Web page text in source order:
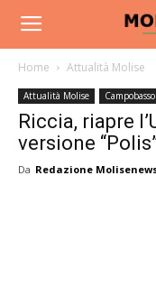
Home Attualità Molise
Attualità Molise Campobasso
Riccia, riapre
versione
Da Redazione